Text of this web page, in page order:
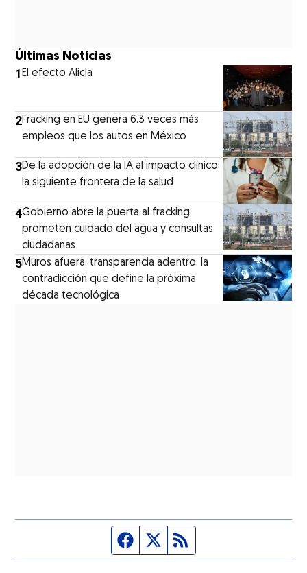
Últimas Noticias
1El efecto Alicia
2Fracking en EU genera 6.3 veces más
empleos que los autos en México
3De la adopción de la IA al impacto clínico:
la siguiente frontera de la salud
4Gobierno abre la puerta al fracking;
prometen cuidado del agua y consultas
ciudadanas
5Muros afuera, transparencia adentro: la
contradicción que define la próxima
década tecnológica
Página de Facebook
Fuente Twitter